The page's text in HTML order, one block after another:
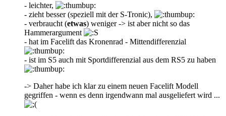
- leichter,
- zieht besser (speziell mit der S-Tronic),
- verbraucht (etwas) weniger -> ist aber nicht so das
Hammerargument
- hat im Facelift das Kronenrad - Mittendifferenzial
- ist im S5 auch mit Sportdifferenzial aus dem RS5 zu haben
-> Daher habe ich klar zu einem neuen Facelift Modell
gegriffen - wenn es denn irgendwann mal ausgeliefert wird ...